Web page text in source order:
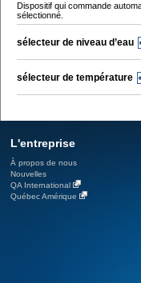
Dispositif qui commande
sélectionné.
sélecteur de niveau d’eau
sélecteur de température
L'entreprise
À propos de nous
Nouvelles
QA International
Québec Amérique